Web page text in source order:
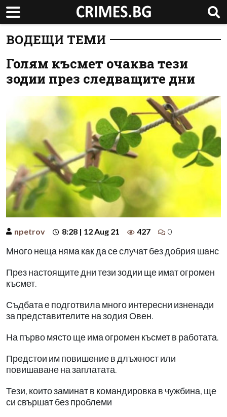
ВОДЕЩИ ТЕМИ
Голям късмет очаква тези
зодии през следващите дни
npetrov 8:28 | 12 Aug 21 427 0
Много неща няма как да се случат без добрия шанс
През настоящите дни тези зодии ще имат огромен
късмет.
Съдбата е подготвила много интересни изненади
за представителите на зодия Овен.
На първо място ще има огромен късмет в работата.
Предстои им повишение в длъжност или
повишаване на заплатата.
Тези, които заминат в командировка в чужбина, ще
си свършат без проблеми